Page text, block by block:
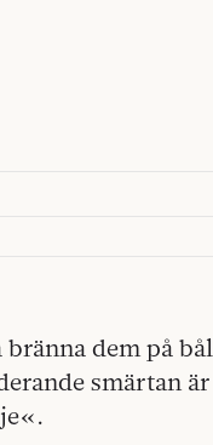
dem på
smärtan